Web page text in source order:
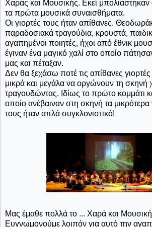
Χαράς και Μουσικής. Εκεί μπολιάστηκαν
τα πρώτα μουσικά συναισθήματα.
Οι γιορτές τους ήταν απίθανες.
παραδοσιακά τραγούδια, κρουστά,
αγαπημένοι ποιητές, ήχοι από έθνικ
έγιναν ένα μαγικό χαλί στο οποίο
μας και πέταξαν.
Δεν θα ξεχάσω ποτέ τις απίθανες
μικρά και μεγάλα να οργώνουν τη σκηνή
τραγουδώντας. Ιδίως το πρώτο κομμάτι
οποίο ανέβαιναν στη σκηνή τα μικρότερα
τους ήταν απλά συγκλονιστικό!
Μας έμαθε πολλά το ... Χαρά και Μουσική
Ευγνωμονούμε λοιπόν για αυτό την